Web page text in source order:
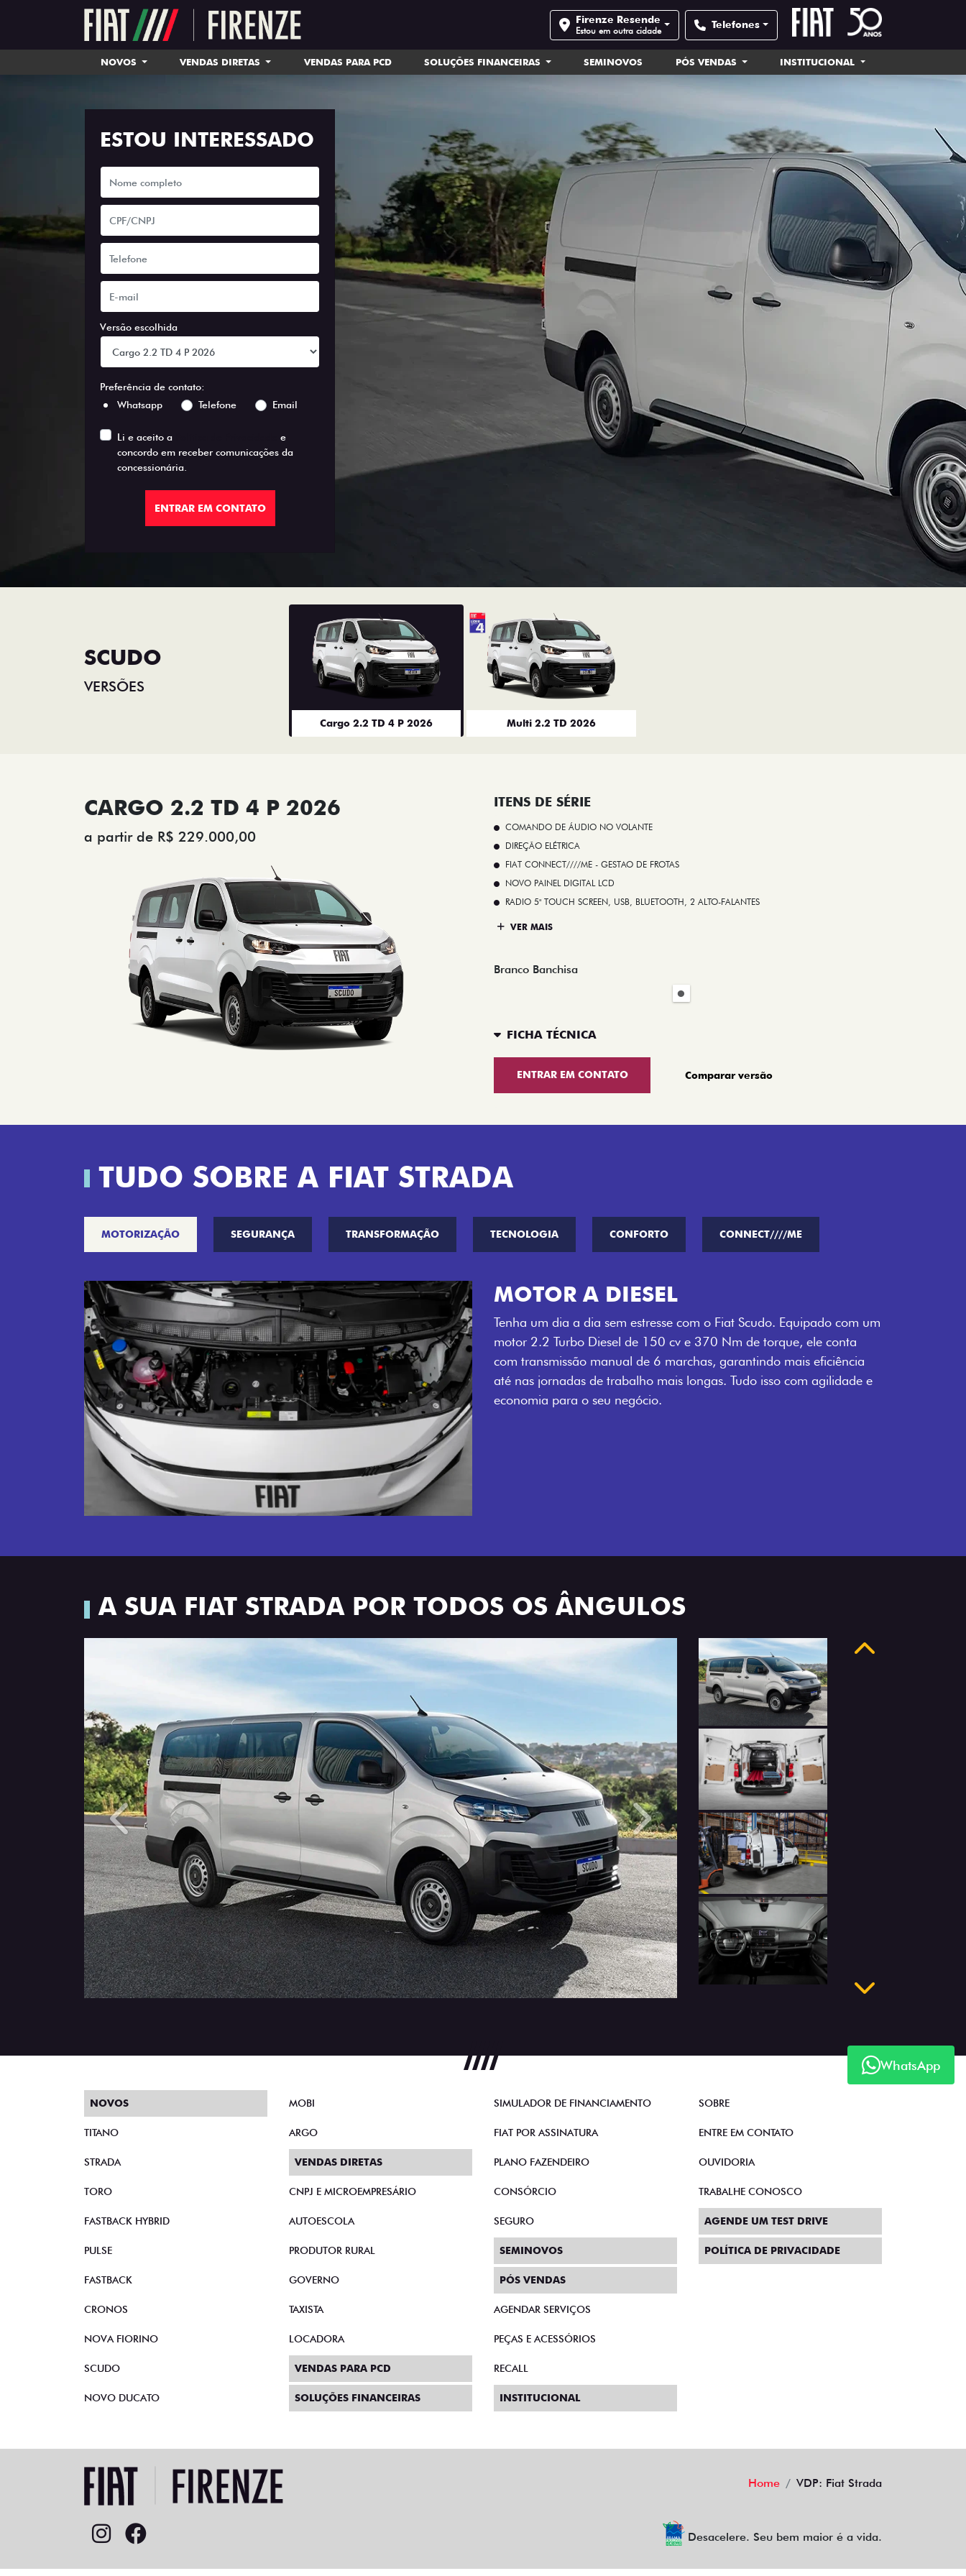
Firenze Resende
Estou em outra cidade Telefones
NOVOS VENDAS DIRETAS VENDAS PARA PCD SOLUÇÕES FINANCEIRAS SEMINOVOS PÓS VENDAS INSTITUCIONAL
ESTOU INTERESSADO
Versão escolhida
Preferência de contato:
Whatsapp
Telefone Email
Li e aceito a
e
concordo em receber comunicações da
concessionária.
ENTRAR EM CONTATO
SCUDO
VERSÕES
Cargo 2.2 TD 4 P 2026 Multi 2.2 TD 2026
CARGO 2.2 TD 4 P 2026
a partir de R$ 229.000,00
ITENS DE SÉRIE
COMANDO DE ÁUDIO NO VOLANTE
DIREÇÃO ELÉTRICA
FIAT CONNECT////ME - GESTAO DE FROTAS
NOVO PAINEL DIGITAL LCD
RADIO 5" TOUCH SCREEN, USB, BLUETOOTH, 2 ALTO-FALANTES
VER MAIS
Branco Banchisa
FICHA TÉCNICA
ENTRAR EM CONTATO Comparar versão
TUDO SOBRE A FIAT STRADA
MOTORIZAÇÃO SEGURANÇA TRANSFORMAÇÃO TECNOLOGIA CONFORTO CONNECT////ME
MOTOR A DIESEL
Tenha um dia a dia sem estresse com o Fiat Scudo. Equipado com um
motor 2.2 Turbo Diesel de 150 cv e 370 Nm de torque, ele conta
com transmissão manual de 6 marchas, garantindo mais eficiência
até nas jornadas de trabalho mais longas. Tudo isso com agilidade e
economia para o seu negócio.
A SUA FIAT STRADA POR TODOS OS ÂNGULOS
Anterior Próximo
Anterior
WhatsApp
NOVOS
TITANO
STRADA
TORO
FASTBACK HYBRID
PULSE
FASTBACK
CRONOS
NOVA FIORINO
SCUDO
NOVO DUCATO
MOBI
ARGO
VENDAS DIRETAS
CNPJ E MICROEMPRESÁRIO
AUTOESCOLA
PRODUTOR RURAL
GOVERNO
TAXISTA
LOCADORA
VENDAS PARA PCD
SOLUÇÕES FINANCEIRAS
SIMULADOR DE FINANCIAMENTO
FIAT POR ASSINATURA
PLANO FAZENDEIRO
CONSÓRCIO
SEGURO
SEMINOVOS
PÓS VENDAS
AGENDAR SERVIÇOS
PEÇAS E ACESSÓRIOS
RECALL
INSTITUCIONAL
SOBRE
ENTRE EM CONTATO
OUVIDORIA
TRABALHE CONOSCO
AGENDE UM TEST DRIVE
POLÍTICA DE PRIVACIDADE
Home VDP: Fiat Strada
Desacelere. Seu bem maior é a vida.